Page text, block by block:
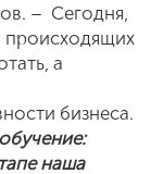
– Сегодня,
происходящих
а
бизнеса.
наша